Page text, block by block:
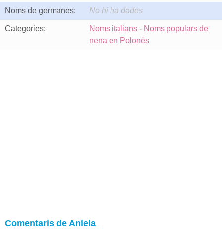
Noms de germanes: No hi ha dades
Categories: Noms italians - Noms populars de
nena en Polonès
Comentaris de Aniela